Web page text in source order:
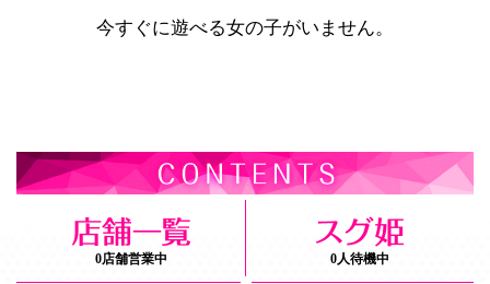
今すぐに遊べる女の子がいません。
0店舗営業中 0人待機中